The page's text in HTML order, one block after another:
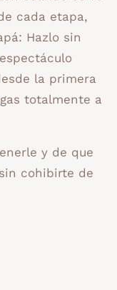
cada etapa,
Hazlo sin
la primera
totalmente a
y de que
cohibirte de